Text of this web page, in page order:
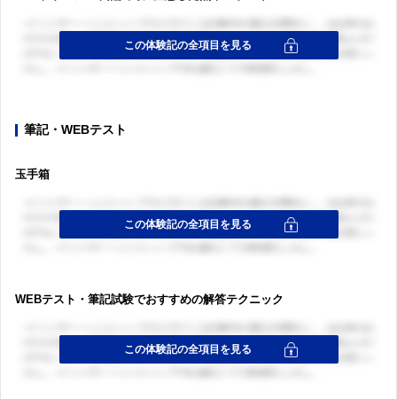
筆記・WEBテスト
玉手箱
WEBテスト・筆記試験でおすすめの解答テクニック